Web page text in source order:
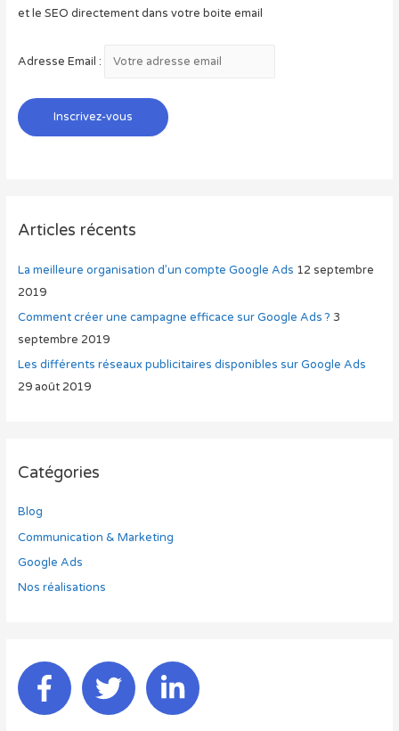
:et le SEO directement dans votre boite email
Adresse Email :
Articles récents
La meilleure organisation d’un compte Google Ads 12 septembre
2019
Comment créer une campagne efficace sur Google Ads ? 3
septembre 2019
Les différents réseaux publicitaires disponibles sur Google Ads
29 août 2019
Catégories
Blog
Communication & Marketing
Google Ads
Nos réalisations